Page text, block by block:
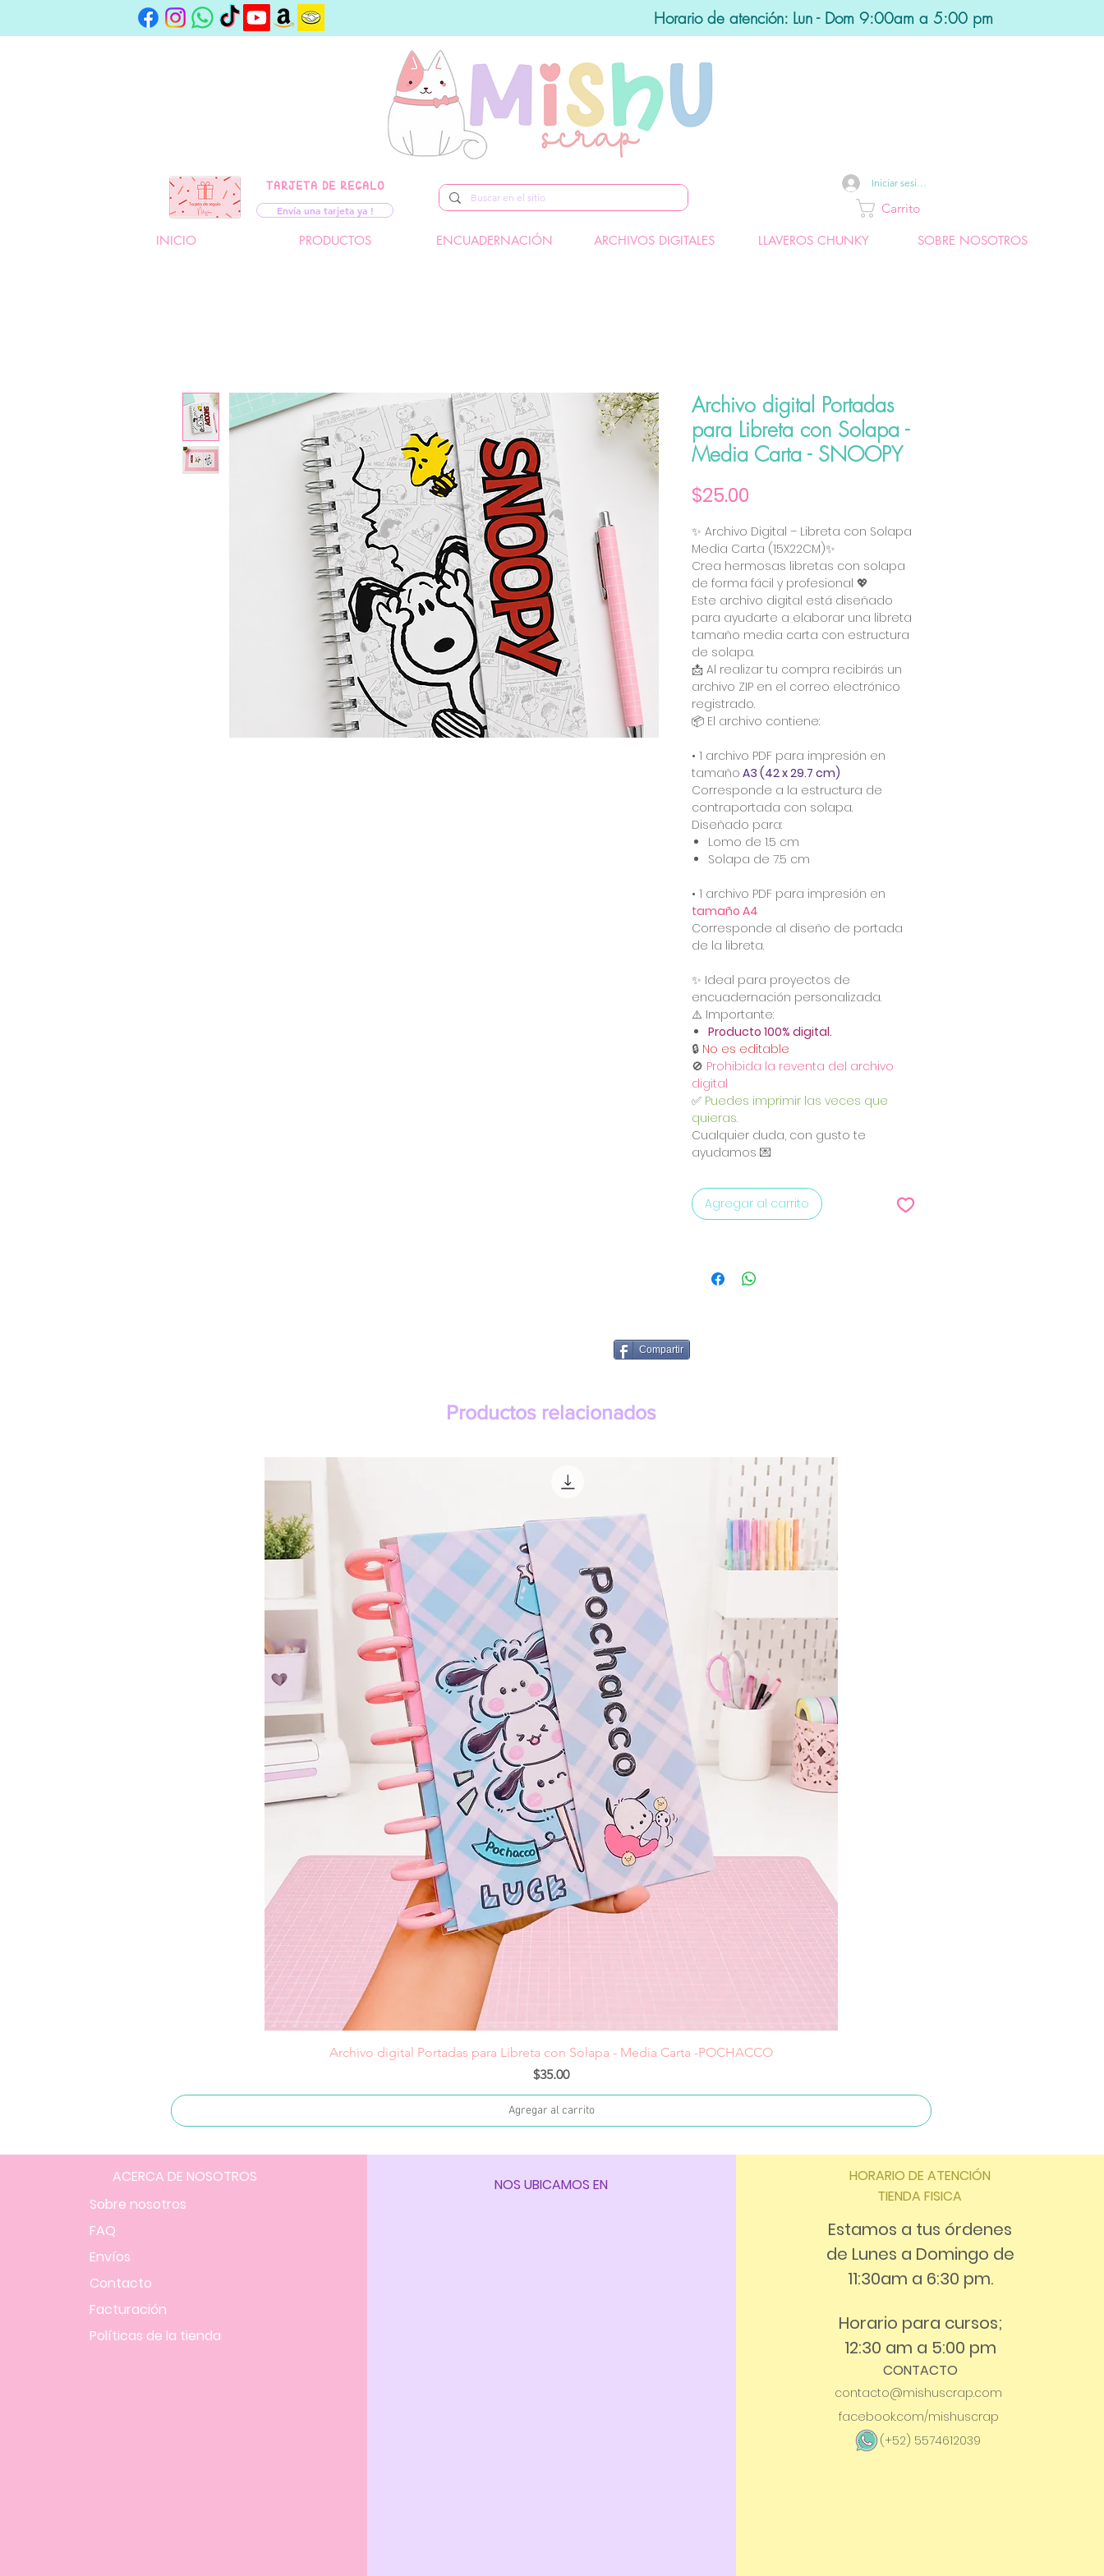
Horario de atención: Lun - Dom 9:00am a 5:00 pm
TARJETA DE REGALO
Envía una tarjeta ya !
Iniciar sesión
Carrito
INICIO PRODUCTOS ENCUADERNACIÓN ARCHIVOS DIGITALES LLAVEROS CHUNKY SOBRE NOSOTROS
Archivo digital Portadas
para Libreta con Solapa -
Media Carta - SNOOPY
$25.00
✨ Archivo Digital – Libreta con Solapa
Media Carta (15X22CM)✨
Crea hermosas libretas con solapa
de forma fácil y profesional 💖
Este archivo digital está diseñado
para ayudarte a elaborar una libreta
tamaño media carta con estructura
de solapa.
📩 Al realizar tu compra recibirás un
archivo ZIP en el correo electrónico
registrado.
📦 El archivo contiene:
• 1 archivo PDF para impresión en
tamaño A3 (42 x 29.7 cm)
Corresponde a la estructura de
contraportada con solapa.
Diseñado para:
Lomo de 1.5 cm
Solapa de 7.5 cm
• 1 archivo PDF para impresión en
tamaño A4
Corresponde al diseño de portada
de la libreta.
✨ Ideal para proyectos de
encuadernación personalizada.
⚠️ Importante:
Producto 100% digital.
🔒 No es editable
🚫 Prohibida la reventa del archivo
digital
✅ Puedes imprimir las veces que
quieras.
Cualquier duda, con gusto te
ayudamos 💌
Agregar al carrito
Compartir
Productos relacionados
Vista rápida
Archivo digital Portadas para Libreta con Solapa - Media Carta -POCHACCO
Precio
$35.00
Agregar al carrito
ACERCA DE NOSOTROS
Sobre nosotros
FAQ
Envíos
Contacto
Facturación
Políticas de la tienda
NOS UBICAMOS EN
HORARIO DE ATENCIÓN
TIENDA FISICA
Estamos a tus órdenes
de Lunes a Domingo de
11:30am a 6:30 pm.
Horario para cursos;
12:30 am a 5:00 pm
CONTACTO
contacto@mishuscrap.com
facebook.com/mishuscrap
(+52) 5574612039